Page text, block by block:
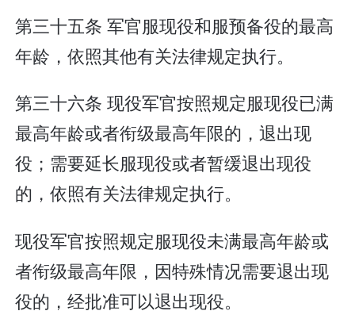
第三十五条 军官服现役和服预备役的最高
年龄，依照其他有关法律规定执行。
第三十六条 现役军官按照规定服现役已满
最高年龄或者衔级最高年限的，退出现
役；需要延长服现役或者暂缓退出现役
的，依照有关法律规定执行。
现役军官按照规定服现役未满最高年龄或
者衔级最高年限，因特殊情况需要退出现
役的，经批准可以退出现役。